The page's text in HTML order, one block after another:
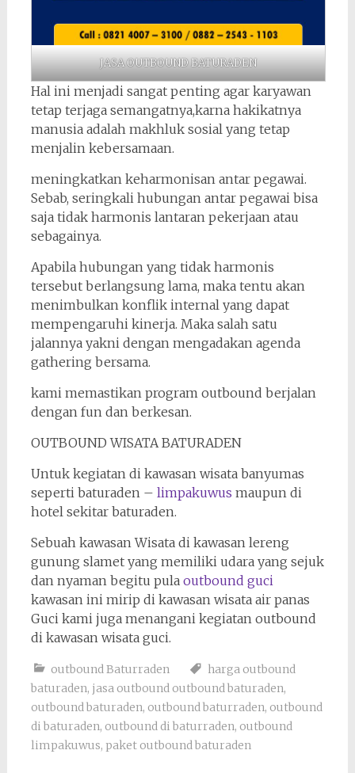
JASA OUTBOUND BATURADEN
Hal ini menjadi sangat penting agar karyawan
tetap terjaga semangatnya,karna hakikatnya
manusia adalah makhluk sosial yang tetap
menjalin kebersamaan.
meningkatkan keharmonisan antar pegawai.
Sebab, seringkali hubungan antar pegawai bisa
saja tidak harmonis lantaran pekerjaan atau
sebagainya.
Apabila hubungan yang tidak harmonis
tersebut berlangsung lama, maka tentu akan
menimbulkan konflik internal yang dapat
mempengaruhi kinerja. Maka salah satu
jalannya yakni dengan mengadakan agenda
gathering bersama.
kami memastikan program outbound berjalan
dengan fun dan berkesan.
OUTBOUND WISATA BATURADEN
Untuk kegiatan di kawasan wisata banyumas
seperti baturaden – limpakuwus maupun di
hotel sekitar baturaden.
Sebuah kawasan Wisata di kawasan lereng
gunung slamet yang memiliki udara yang sejuk
dan nyaman begitu pula outbound guci
kawasan ini mirip di kawasan wisata air panas
Guci kami juga menangani kegiatan outbound
di kawasan wisata guci.
outbound Baturraden
harga outbound
baturaden, jasa outbound outbound baturaden,
outbound baturaden, outbound baturraden, outbound
di baturaden, outbound di baturraden, outbound
limpakuwus, paket outbound baturaden